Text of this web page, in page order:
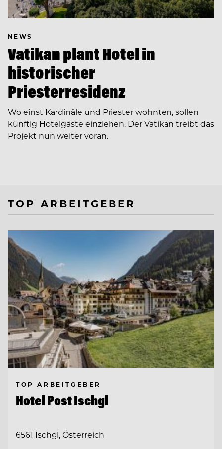
NEWS
Vatikan plant Hotel in
historischer
Priesterresidenz
Wo einst Kardinäle und Priester wohnten, sollen
künftig Hotelgäste einziehen. Der Vatikan treibt das
Projekt nun weiter voran.
TOP ARBEITGEBER
TOP ARBEITGEBER
Hotel Post Ischgl
6561 Ischgl, Österreich